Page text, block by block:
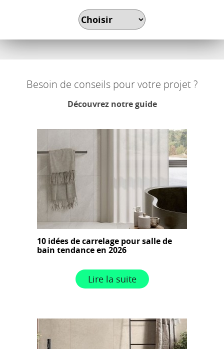
Besoin de conseils pour votre projet ?
Découvrez notre guide
10 idées de carrelage pour salle de
bain tendance en 2026
Lire la suite